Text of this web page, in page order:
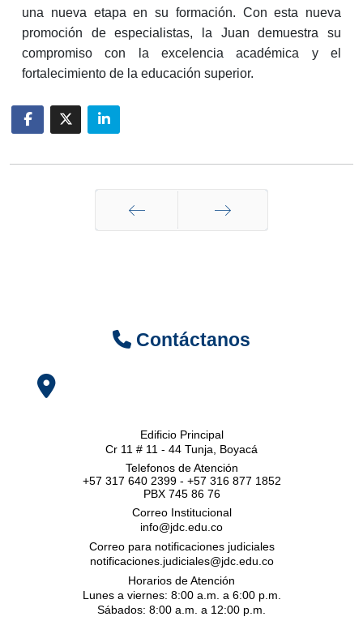
una nueva etapa en su formación. Con esta nueva
promoción de especialistas, la Juan demuestra su
compromiso con la excelencia académica y el
fortalecimiento de la educación superior.
Contáctanos
Edificio Principal
Cr 11 # 11 - 44 Tunja, Boyacá
Telefonos de Atención
+57 317 640 2399 - +57 316 877 1852
PBX 745 86 76
Correo Institucional
info@jdc.edu.co
Correo para notificaciones judiciales
notificaciones.judiciales@jdc.edu.co
Horarios de Atención
Lunes a viernes: 8:00 a.m. a 6:00 p.m.
Sábados: 8:00 a.m. a 12:00 p.m.